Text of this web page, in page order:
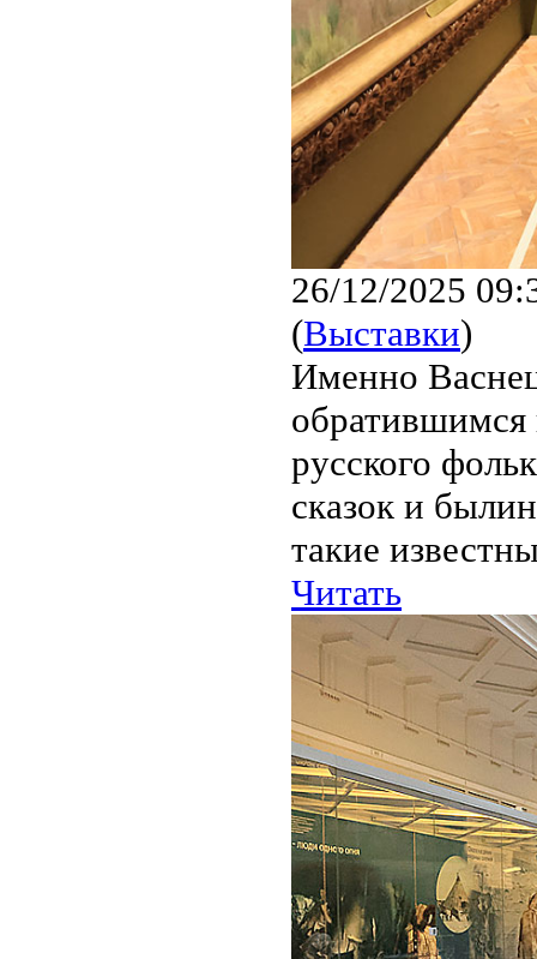
26/12/2025
(Выставки)
Именно
обратившимся
русского
сказок и
такие
Читать